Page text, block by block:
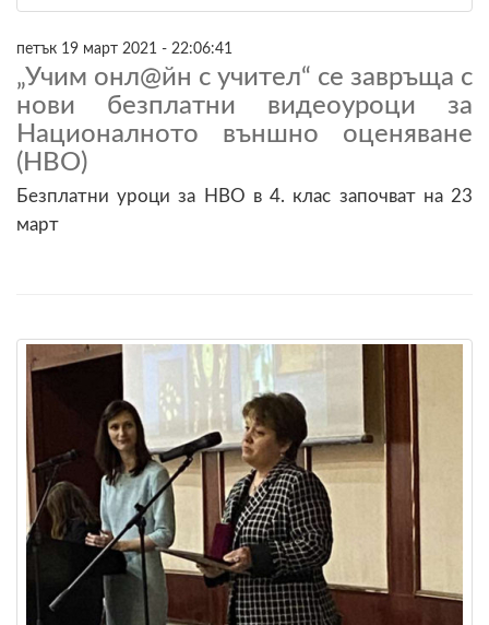
петък 19 март 2021 - 22:06:41
„Учим онл@йн с учител“ се завръща с
нови безплатни видеоуроци за
Националното външно оценяване
(НВО)
Безплатни уроци за НВО в 4. клас започват на 23
март